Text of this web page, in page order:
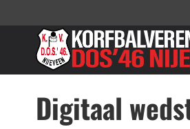
naar
Digitaal